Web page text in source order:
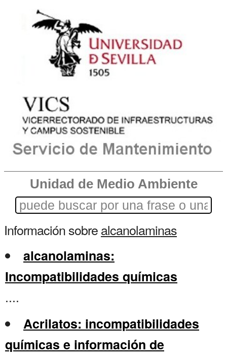
Unidad de Medio Ambiente
Información sobrealcanolaminas
alcanolaminas:
Incompatibilidades químicas
....
Acrilatos: incompatibilidades
químicas e información de